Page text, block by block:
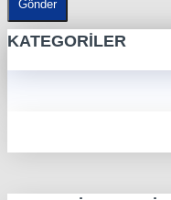
Gönder
KATEGORILER